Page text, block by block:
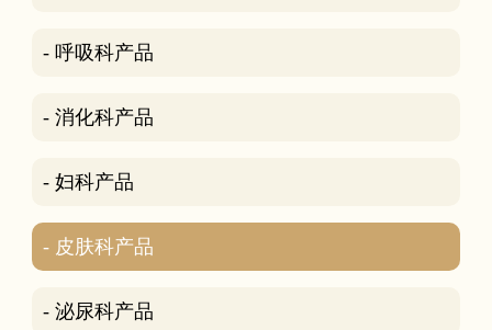
- 呼吸科产品
- 消化科产品
- 妇科产品
- 皮肤科产品
- 泌尿科产品